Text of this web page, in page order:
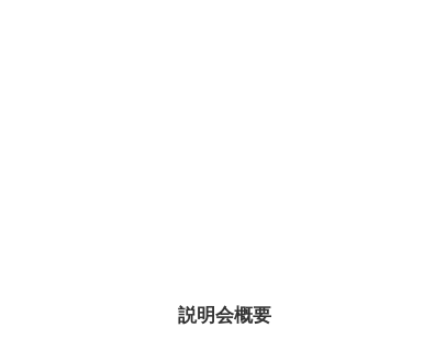
説明会概要